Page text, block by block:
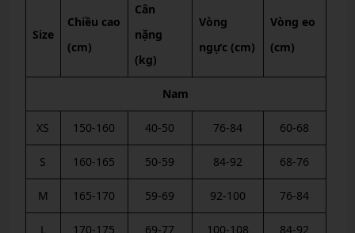
Size
Chiều cao
(cm)
Cân
nặng
(kg)
Vòng
ngực (cm)
Vòng eo
(cm)
Nam
XS 150-160 40-50 76-84 60-68
S 160-165 50-59 84-92 68-76
M 165-170 59-69 92-100 76-84
L 170-175 69-77 100-108 84-92